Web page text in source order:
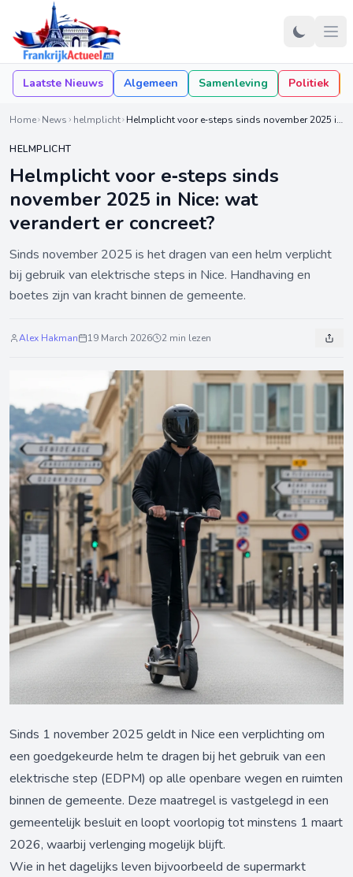
Laatste Nieuws Algemeen Samenleving Politiek
Home News helmplicht Helmplicht voor e‑steps sinds november 2025 in Nice: wat verandert er concreet?
HELMPLICHT
Helmplicht voor e‑steps sinds
november 2025 in Nice: wat
verandert er concreet?
Sinds november 2025 is het dragen van een helm verplicht
bij gebruik van elektrische steps in Nice. Handhaving en
boetes zijn van kracht binnen de gemeente.
Alex Hakman 19 March 2026 2 min lezen
Sinds 1 november 2025 geldt in Nice een verplichting om
een goedgekeurde helm te dragen bij het gebruik van een
elektrische step (EDPM) op alle openbare wegen en ruimten
binnen de gemeente. Deze maatregel is vastgelegd in een
gemeentelijk besluit en loopt voorlopig tot minstens 1 maart
2026, waarbij verlenging mogelijk blijft.
Wie in het dagelijks leven bijvoorbeeld de supermarkt